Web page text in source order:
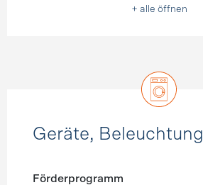
+ alle öffnen
Geräte, Beleuchtung
Förderprogramm